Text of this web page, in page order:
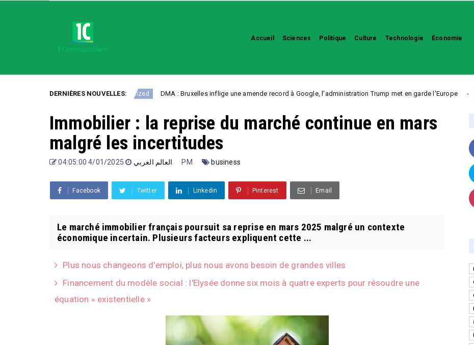
Accueil Sciences Politique Culture Technologie Économie
DERNIÈRES NOUVELLES:
Uncategorized DMA : Bruxelles inflige une amende record à Google, l'administration Trump met en garde l'Europe
Immobilier : la reprise du marché continue en mars
malgré les incertitudes
العالم العربي 4/01/2025 04:05:00 PM business
Facebook Twitter Linkedin Pinterest Email
Le marché immobilier français poursuit sa reprise en mars 2025 malgré un contexte
économique incertain. Plusieurs facteurs expliquent cette ...
Plus nous changeons d'emploi, plus nous avons besoin de grandes villes
Financement du modèle social : l'Elysée donne six mois à quatre experts pour résoudre une
équation « existentielle »